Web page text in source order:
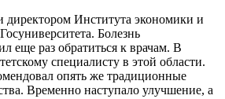
директором Института экономики и
Болезнь
еще раз обратиться к врачам. В
специалисту в этой области.
опять же традиционные
Временно наступало улучшение, а